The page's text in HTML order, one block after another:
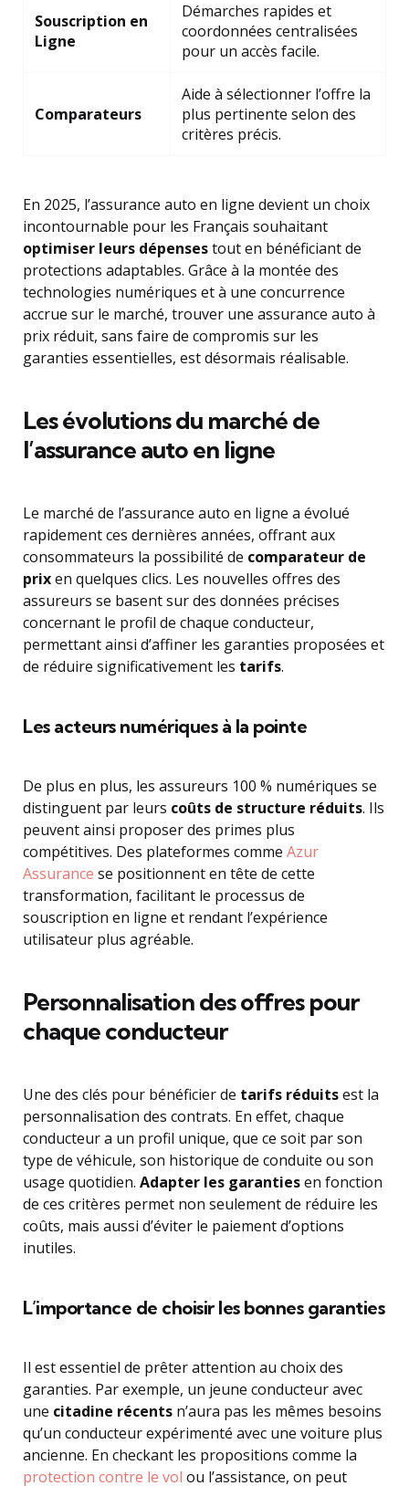
Souscription en
Ligne
Démarches rapides et
coordonnées centralisées
pour un accès facile.
Comparateurs
Aide à sélectionner l’offre la
plus pertinente selon des
critères précis.
En 2025, l’assurance auto en ligne devient un choix
incontournable pour les Français souhaitant
optimiser leurs dépensestout en bénéficiant de
protections adaptables. Grâce à la montée des
technologies numériques et à une concurrence
accrue sur le marché, trouver une assurance auto à
prix réduit, sans faire de compromis sur les
garanties essentielles, est désormais réalisable.
Les évolutions du marché de
l’assurance auto en ligne
Le marché de l’assurance auto en ligne a évolué
rapidement ces dernières années, offrant aux
consommateurs la possibilité de comparateur de
prixen quelques clics. Les nouvelles offres des
assureurs se basent sur des données précises
concernant le profil de chaque conducteur,
permettant ainsi d’affiner les garanties proposées et
de réduire significativement les tarifs.
Les acteurs numériques à la pointe
De plus en plus, les assureurs 100 % numériques se
distinguent par leurs coûts de structure réduits. Ils
peuvent ainsi proposer des primes plus
compétitives. Des plateformes comme Azur
Assurance se positionnent en tête de cette
transformation, facilitant le processus de
souscription en ligne et rendant l’expérience
utilisateur plus agréable.
Personnalisation des offres pour
chaque conducteur
Une des clés pour bénéficier de tarifs réduitsest la
personnalisation des contrats. En effet, chaque
conducteur a un profil unique, que ce soit par son
type de véhicule, son historique de conduite ou son
usage quotidien. Adapter les garantiesen fonction
de ces critères permet non seulement de réduire les
coûts, mais aussi d’éviter le paiement d’options
inutiles.
L’importance de choisir les bonnes garanties
Il est essentiel de prêter attention au choix des
garanties. Par exemple, un jeune conducteur avec
une citadine récents n’aura pas les mêmes besoins
qu’un conducteur expérimenté avec une voiture plus
ancienne. En checkant les propositions comme la
protection contre le vol ou l’assistance, on peut